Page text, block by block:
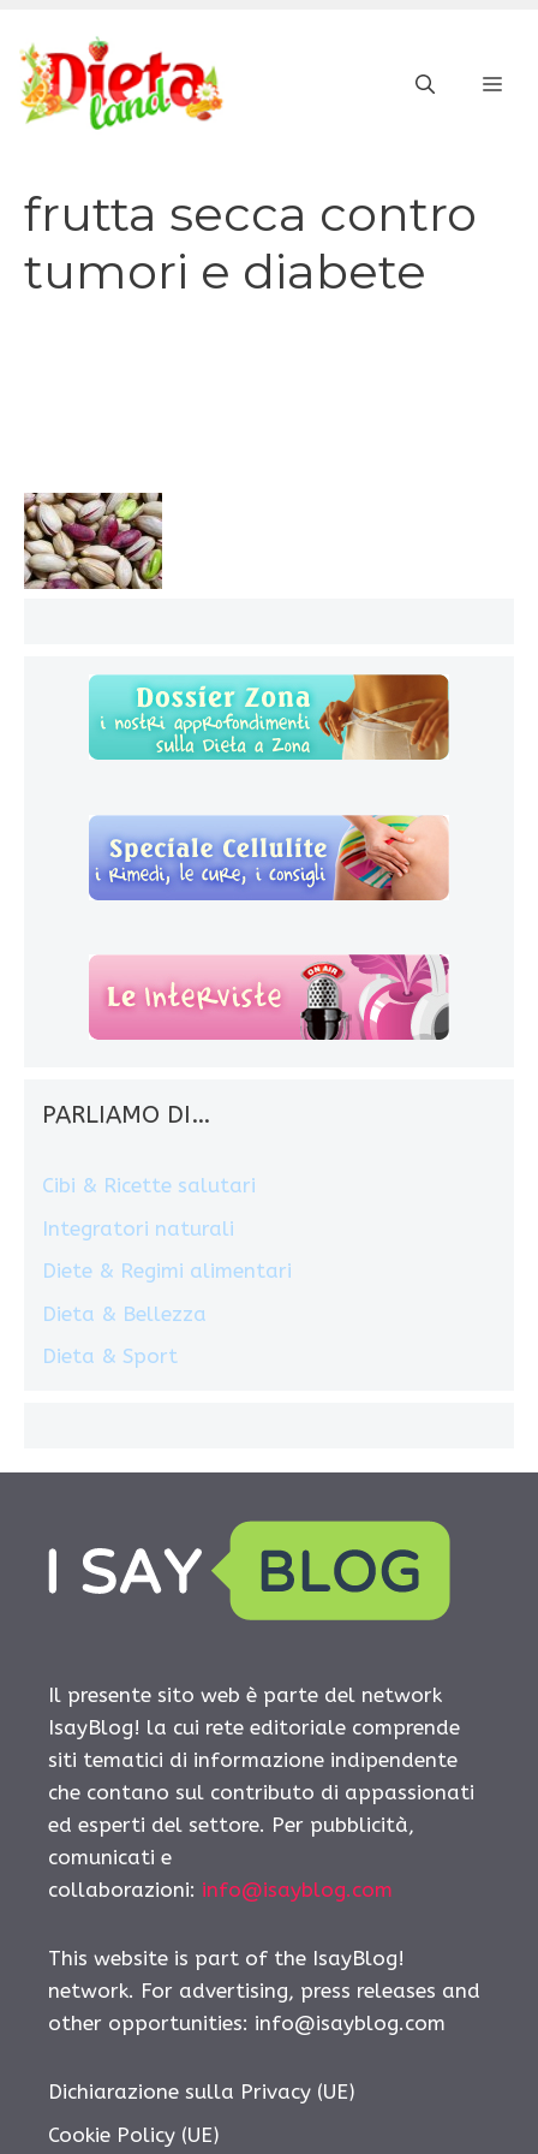
contenuto
frutta secca contro
tumori e diabete
PARLIAMO DI…
Cibi & Ricette salutari
Integratori naturali
Diete & Regimi alimentari
Dieta & Bellezza
Dieta & Sport
Il presente sito web è parte del network
IsayBlog! la cui rete editoriale comprende
siti tematici di informazione indipendente
che contano sul contributo di appassionati
ed esperti del settore. Per pubblicità,
comunicati e
collaborazioni: info@isayblog.com
This website is part of the IsayBlog!
network. For advertising, press releases and
other opportunities: info@isayblog.com
Dichiarazione sulla Privacy (UE)
Cookie Policy (UE)